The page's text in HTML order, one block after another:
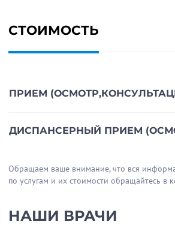
СТОИМОСТЬ
ПРИЕМ
ДИСПАНСЕРНЫЙ ПРИЕМ
Обращаем ваше внимание, что вся
по услугам и их стоимости обращайтесь в
НАШИ ВРАЧИ